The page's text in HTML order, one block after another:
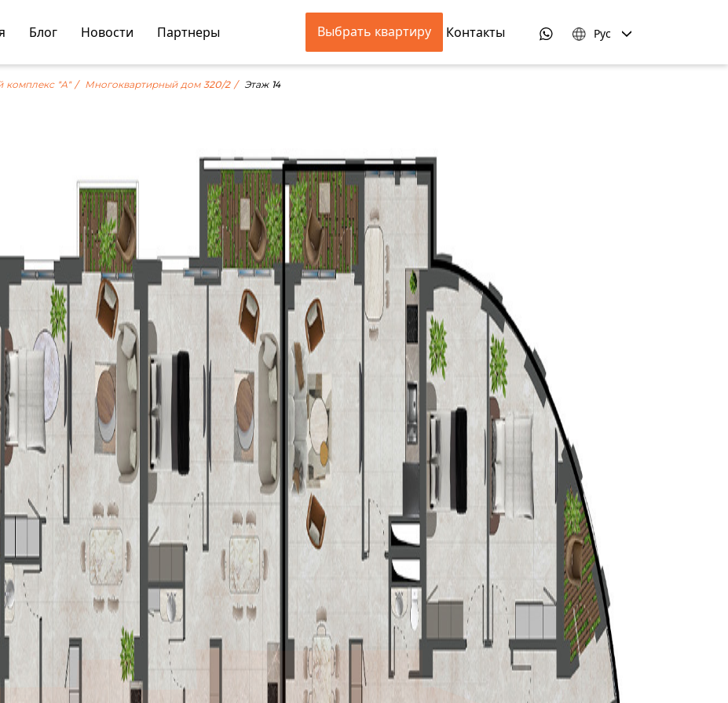
Блог Новости Партнеры Выбрать квартиру Контакты Рус
комплекс "А" Многоквартирный дом 320/2 Этаж 14